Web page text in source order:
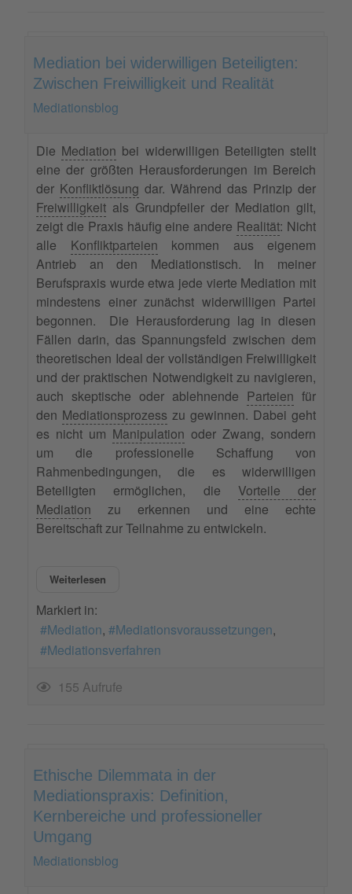
Mediation bei widerwilligen Beteiligten:
Zwischen Freiwilligkeit und Realität
Mediationsblog
Die Mediation bei widerwilligen Beteiligten stellt
eine der größten Herausforderungen im Bereich
der Konfliktlösung dar. Während das Prinzip der
Freiwilligkeit als Grundpfeiler der Mediation gilt,
zeigt die Praxis häufig eine andere Realität: Nicht
alle Konfliktparteien kommen aus eigenem
Antrieb an den Mediationstisch. In meiner
Berufspraxis wurde etwa jede vierte Mediation mit
mindestens einer zunächst widerwilligen Partei
begonnen. Die Herausforderung lag in diesen
Fällen darin, das Spannungsfeld zwischen dem
theoretischen Ideal der vollständigen Freiwilligkeit
und der praktischen Notwendigkeit zu navigieren,
auch skeptische oder ablehnende Parteien für
den Mediationsprozess zu gewinnen. Dabei geht
es nicht um Manipulation oder Zwang, sondern
um die professionelle Schaffung von
Rahmenbedingungen, die es widerwilligen
Beteiligten ermöglichen, die Vorteile der
Mediation zu erkennen und eine echte
Bereitschaft zur Teilnahme zu entwickeln.
Weiterlesen
Markiert in:
Mediation
Mediationsvoraussetzungen
Mediationsverfahren
155 Aufrufe
Ethische Dilemmata in der
Mediationspraxis: Definition,
Kernbereiche und professioneller
Umgang
Mediationsblog